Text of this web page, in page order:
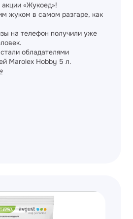
«Жукоед»!
жуком в самом разгаре, как
на телефон получили уже
обладателями
Marolex Hobby 5 л.